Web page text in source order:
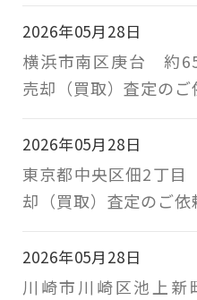
2026年05月28日
横浜市南区庚台 約
売却（買取）査定の
2026年05月28日
東京都中央区佃2丁
却（買取）査定のご
2026年05月28日
川崎市川崎区池上